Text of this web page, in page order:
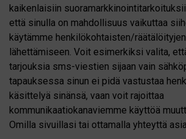
kaikenlaisiin
että sinulla on mahdollisuus vaikuttaa
käytämme henkilökohtaisten/
lähettämiseen. Voit esimerkiksi valita,
tarjouksia sms-viestien sijaan vain
tapauksessa sinun ei pidä vastustaa
käsittelyä sinänsä, vaan voit rajoittaa
kommunikaatiokanaviemme käyttöä
Omilla sivuillasi tai ottamalla yhteyttä